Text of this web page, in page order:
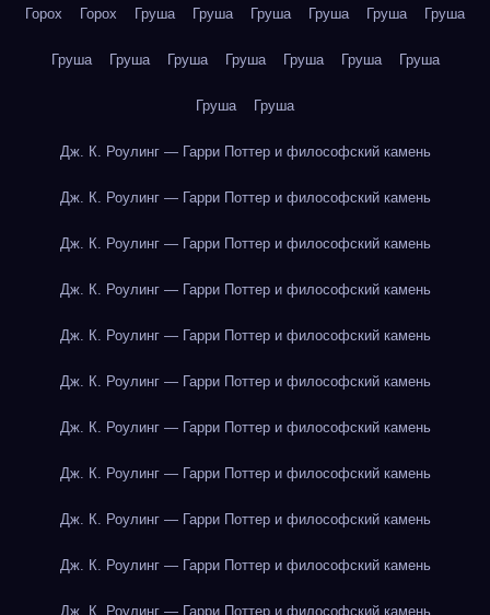
Горох Горох Груша Груша Груша Груша Груша Груша
Груша Груша Груша Груша Груша Груша Груша
Груша Груша
Дж. К. Роулинг — Гарри Поттер и философский камень
Дж. К. Роулинг — Гарри Поттер и философский камень
Дж. К. Роулинг — Гарри Поттер и философский камень
Дж. К. Роулинг — Гарри Поттер и философский камень
Дж. К. Роулинг — Гарри Поттер и философский камень
Дж. К. Роулинг — Гарри Поттер и философский камень
Дж. К. Роулинг — Гарри Поттер и философский камень
Дж. К. Роулинг — Гарри Поттер и философский камень
Дж. К. Роулинг — Гарри Поттер и философский камень
Дж. К. Роулинг — Гарри Поттер и философский камень
Дж. К. Роулинг — Гарри Поттер и философский камень